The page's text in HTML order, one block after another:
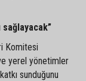
Komitesi
yerel yönetimler
sunduğunu